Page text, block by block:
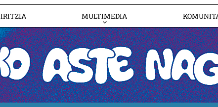
IRITZIA MULTIMEDIA